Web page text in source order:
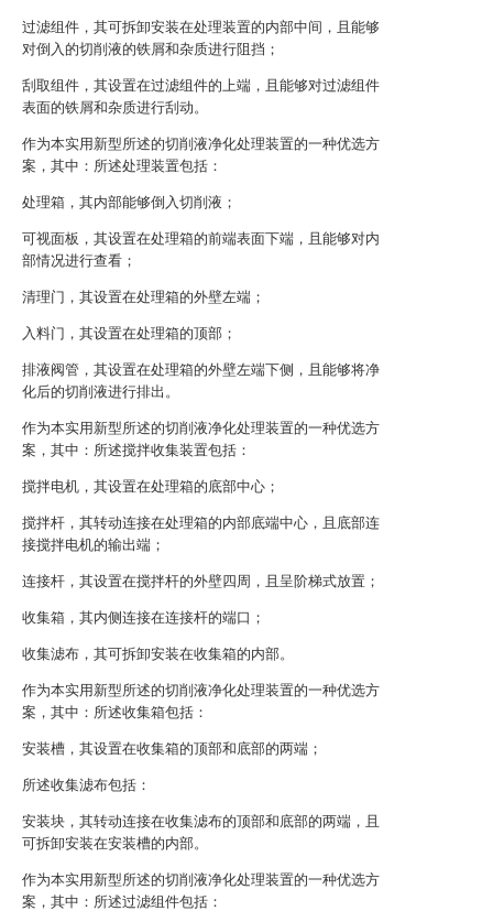
过滤组件，其可拆卸安装在处理装置的内部中间，且能够
对倒入的切削液的铁屑和杂质进行阻挡；
刮取组件，其设置在过滤组件的上端，且能够对过滤组件
表面的铁屑和杂质进行刮动。
作为本实用新型所述的切削液净化处理装置的一种优选方
案，其中：所述处理装置包括：
处理箱，其内部能够倒入切削液；
可视面板，其设置在处理箱的前端表面下端，且能够对内
部情况进行查看；
清理门，其设置在处理箱的外壁左端；
入料门，其设置在处理箱的顶部；
排液阀管，其设置在处理箱的外壁左端下侧，且能够将净
化后的切削液进行排出。
作为本实用新型所述的切削液净化处理装置的一种优选方
案，其中：所述搅拌收集装置包括：
搅拌电机，其设置在处理箱的底部中心；
搅拌杆，其转动连接在处理箱的内部底端中心，且底部连
接搅拌电机的输出端；
连接杆，其设置在搅拌杆的外壁四周，且呈阶梯式放置；
收集箱，其内侧连接在连接杆的端口；
收集滤布，其可拆卸安装在收集箱的内部。
作为本实用新型所述的切削液净化处理装置的一种优选方
案，其中：所述收集箱包括：
安装槽，其设置在收集箱的顶部和底部的两端；
所述收集滤布包括：
安装块，其转动连接在收集滤布的顶部和底部的两端，且
可拆卸安装在安装槽的内部。
作为本实用新型所述的切削液净化处理装置的一种优选方
案，其中：所述过滤组件包括：